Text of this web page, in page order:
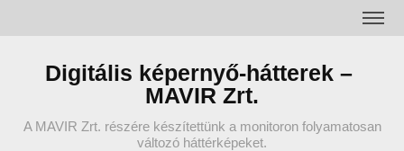
Digitális képernyő-hátterek –
MAVIR Zrt.
A MAVIR Zrt. részére készítettünk a monitoron folyamatosan
változó háttérképeket.